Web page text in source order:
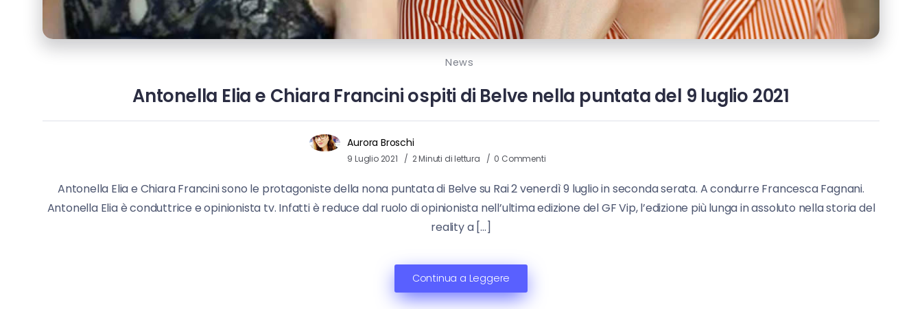
News
Antonella Elia e Chiara Francini ospiti di Belve nella puntata del 9 luglio 2021
Aurora Broschi
9 Luglio 2021 2 Minuti di lettura 0 Commenti
Antonella Elia e Chiara Francini sono le protagoniste della nona puntata di Belve su Rai 2 venerdì 9 luglio in seconda serata. A condurre Francesca Fagnani.
Antonella Elia è conduttrice e opinionista tv. Infatti è reduce dal ruolo di opinionista nell’ultima edizione del GF Vip, l’edizione più lunga in assoluto nella storia del
reality a […]
Continua a Leggere